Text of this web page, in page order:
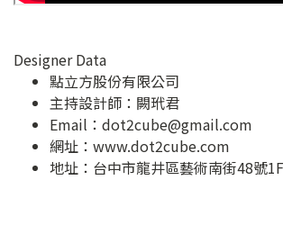
Designer Data
點立方股份有限公司
主持設計師：闕玳君
Email： dot2cube@gmail.com
網址： www.dot2cube.com
地址： 台中市龍井區藝術南街48號1F